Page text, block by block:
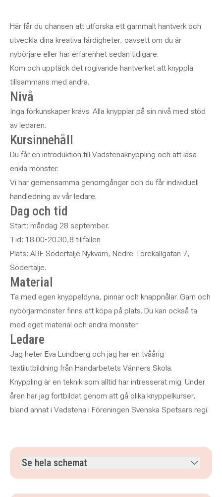
Här får du chansen att utforska ett gammalt hantverk och
utveckla dina kreativa färdigheter, oavsett om du är
nybörjare eller har erfarenhet sedan tidigare.
Kom och upptäck det rogivande hantverket att knyppla
tillsammans med andra.
Nivå
Inga förkunskaper krävs. Alla knypplar på sin nivå med stöd
av ledaren.
Kursinnehåll
Du får en introduktion till Vadstenaknyppling och att läsa
enkla mönster.
Vi har gemensamma genomgångar och du får individuell
handledning av vår ledare.
Dag och tid
Start: måndag 28 september.
Tid: 18.00-20.30,8 tillfällen
Plats: ABF Södertälje Nykvarn, Nedre Torekällgatan 7,
Södertälje.
Material
Ta med egen knyppeldyna, pinnar och knappnålar. Garn och
nybörjarmönster finns att köpa på plats. Du kan också ta
med eget material och andra mönster.
Ledare
Jag heter Eva Lundberg och jag har en tvåårig
textilutbildning från Handarbetets Vänners Skola.
Knyppling är en teknik som alltid har intresserat mig. Under
åren har jag fortbildat genom att gå olika knyppelkurser,
bland annat i Vadstena i Föreningen Svenska Spetsars regi.
Se hela schemat